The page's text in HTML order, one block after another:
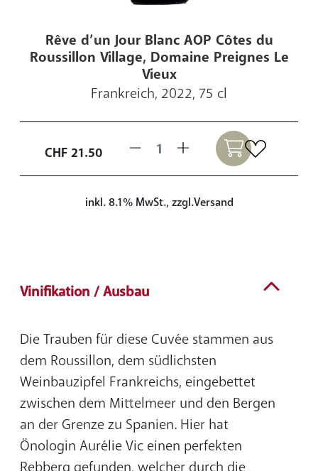
Rêve d’un Jour Blanc AOP Côtes du
Roussillon Village, Domaine Preignes Le
Vieux
Frankreich, 2022, 75 cl
CHF 21.50
inkl. 8.1% MwSt., zzgl.Versand
Vinifikation / Ausbau
Die Trauben für diese Cuvée stammen aus
dem Roussillon, dem südlichsten
Weinbauzipfel Frankreichs, eingebettet
zwischen dem Mittelmeer und den Bergen
an der Grenze zu Spanien. Hier hat
Önologin Aurélie Vic einen perfekten
Rebberg gefunden, welcher durch die